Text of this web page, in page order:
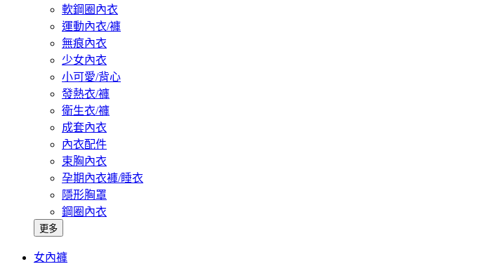
軟鋼圈內衣
運動內衣/褲
無痕內衣
少女內衣
小可愛/背心
發熱衣/褲
衛生衣/褲
成套內衣
內衣配件
束胸內衣
孕期內衣褲/睡衣
隱形胸罩
鋼圈內衣
更多
女內褲